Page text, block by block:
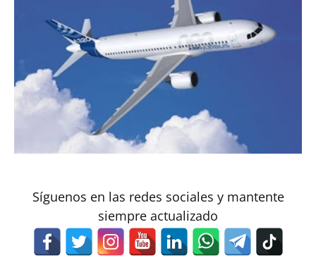
Síguenos en las redes sociales y mantente
siempre actualizado